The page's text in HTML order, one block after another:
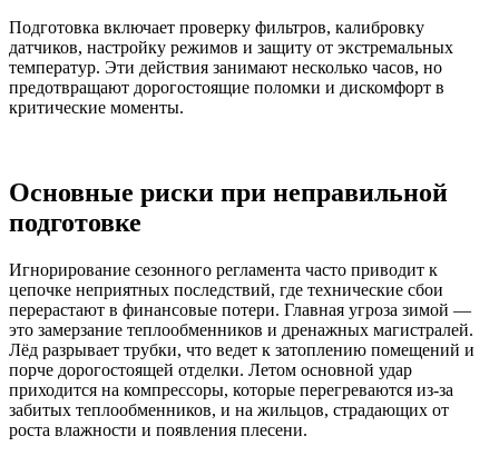
Подготовка включает проверку фильтров, калибровку
датчиков, настройку режимов и защиту от экстремальных
температур. Эти действия занимают несколько часов, но
предотвращают дорогостоящие поломки и дискомфорт в
критические моменты.
Основные риски при неправильной
подготовке
Игнорирование сезонного регламента часто приводит к
цепочке неприятных последствий, где технические сбои
перерастают в финансовые потери. Главная угроза зимой —
это замерзание теплообменников и дренажных магистралей.
Лёд разрывает трубки, что ведет к затоплению помещений и
порче дорогостоящей отделки. Летом основной удар
приходится на компрессоры, которые перегреваются из-за
забитых теплообменников, и на жильцов, страдающих от
роста влажности и появления плесени.